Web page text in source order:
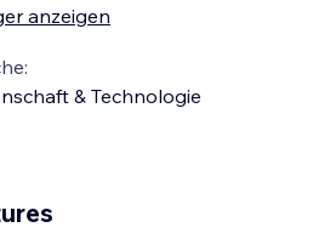
anzeigen
& Technologie